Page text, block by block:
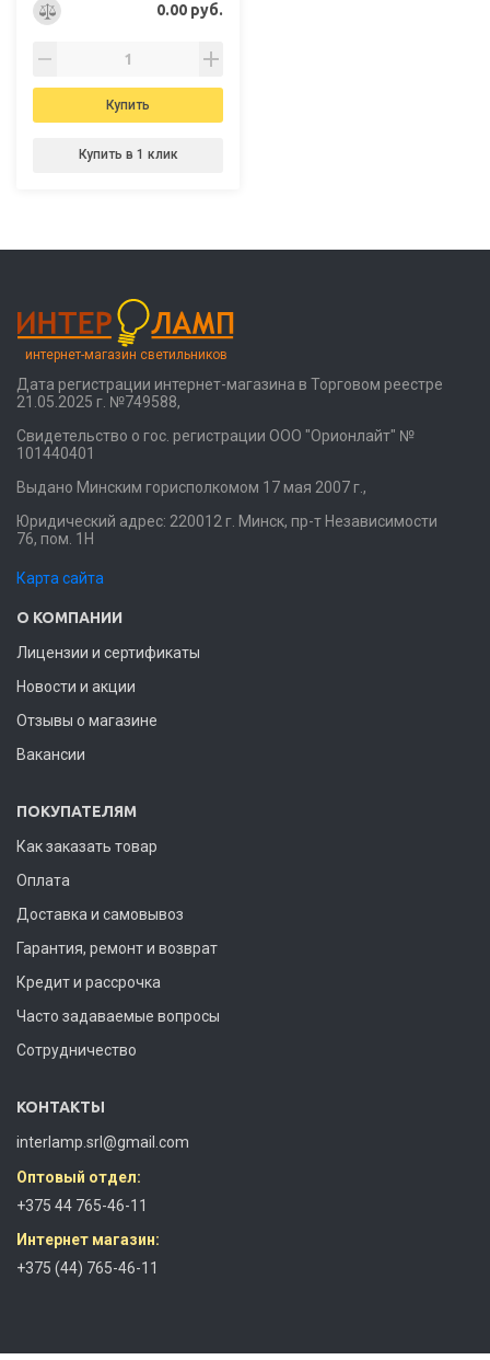
0.00 руб.
Купить
Купить в 1 клик
интернет-магазин светильников
Дата регистрации интернет-магазина в Торговом реестре
21.05.2025 г. №749588,
Свидетельство о гос. регистрации ООО "Орионлайт" №
101440401
Выдано Минским горисполкомом 17 мая 2007 г.,
Юридический адрес: 220012 г. Минск, пр-т Независимости
76, пом. 1Н
Карта сайта
О КОМПАНИИ
Лицензии и сертификаты
Новости и акции
Отзывы о магазине
Вакансии
ПОКУПАТЕЛЯМ
Как заказать товар
Оплата
Доставка и самовывоз
Гарантия, ремонт и возврат
Кредит и рассрочка
Часто задаваемые вопросы
Сотрудничество
КОНТАКТЫ
interlamp.srl@gmail.com
Оптовый отдел:
+375 44 765-46-11
Интернет магазин:
+375 (44) 765-46-11